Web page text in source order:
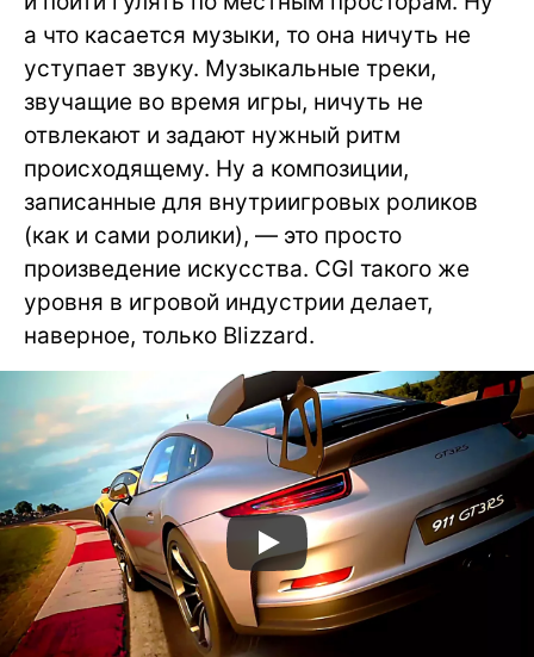
а что касается музыки, то она ничуть не
уступает звуку. Музыкальные треки,
звучащие во время игры, ничуть не
отвлекают и задают нужный ритм
происходящему. Ну а композиции,
записанные для внутриигровых роликов
(как и сами ролики), — это просто
произведение искусства. CGI такого же
уровня в игровой индустрии делает,
наверное, только Blizzard.